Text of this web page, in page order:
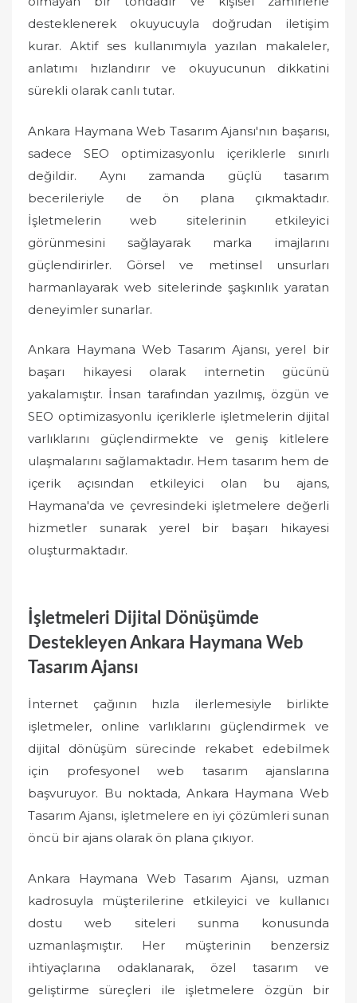
desteklenerek okuyucuyla doğrudan iletişim
kurar. Aktif ses kullanımıyla yazılan makaleler,
anlatımı hızlandırır ve okuyucunun dikkatini
sürekli olarak canlı tutar.
Ankara Haymana Web Tasarım Ajansı'nın başarısı,
sadece SEO optimizasyonlu içeriklerle sınırlı
değildir. Aynı zamanda güçlü tasarım
becerileriyle de ön plana çıkmaktadır.
İşletmelerin web sitelerinin etkileyici
görünmesini sağlayarak marka imajlarını
güçlendirirler. Görsel ve metinsel unsurları
harmanlayarak web sitelerinde şaşkınlık yaratan
deneyimler sunarlar.
Ankara Haymana Web Tasarım Ajansı, yerel bir
başarı hikayesi olarak internetin gücünü
yakalamıştır. İnsan tarafından yazılmış, özgün ve
SEO optimizasyonlu içeriklerle işletmelerin dijital
varlıklarını güçlendirmekte ve geniş kitlelere
ulaşmalarını sağlamaktadır. Hem tasarım hem de
içerik açısından etkileyici olan bu ajans,
Haymana'da ve çevresindeki işletmelere değerli
hizmetler sunarak yerel bir başarı hikayesi
oluşturmaktadır.
İşletmeleri Dijital Dönüşümde
Destekleyen Ankara Haymana Web
Tasarım Ajansı
İnternet çağının hızla ilerlemesiyle birlikte
işletmeler, online varlıklarını güçlendirmek ve
dijital dönüşüm sürecinde rekabet edebilmek
için profesyonel web tasarım ajanslarına
başvuruyor. Bu noktada, Ankara Haymana Web
Tasarım Ajansı, işletmelere en iyi çözümleri sunan
öncü bir ajans olarak ön plana çıkıyor.
Ankara Haymana Web Tasarım Ajansı, uzman
kadrosuyla müşterilerine etkileyici ve kullanıcı
dostu web siteleri sunma konusunda
uzmanlaşmıştır. Her müşterinin benzersiz
ihtiyaçlarına odaklanarak, özel tasarım ve
geliştirme süreçleri ile işletmelere özgün bir